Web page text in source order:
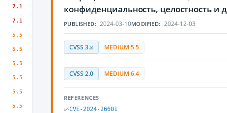
7.1
7.1
5.5
5.5
5.5
5.5
5.5
5.5
конфиденциальность, целостность
PUBLISHED: 2024-03-10MODIFIED: 2024-12-03
CVSS 3.x MEDIUM 5.5
CVSS 2.0 MEDIUM 6.4
REFERENCES
CVE-2024-26601